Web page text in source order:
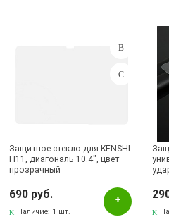
Цвет
Защитное стекло для KENSHI
H11, диагональ 10.4", цвет
прозрачный
690 руб.
Наличие: 1 шт.